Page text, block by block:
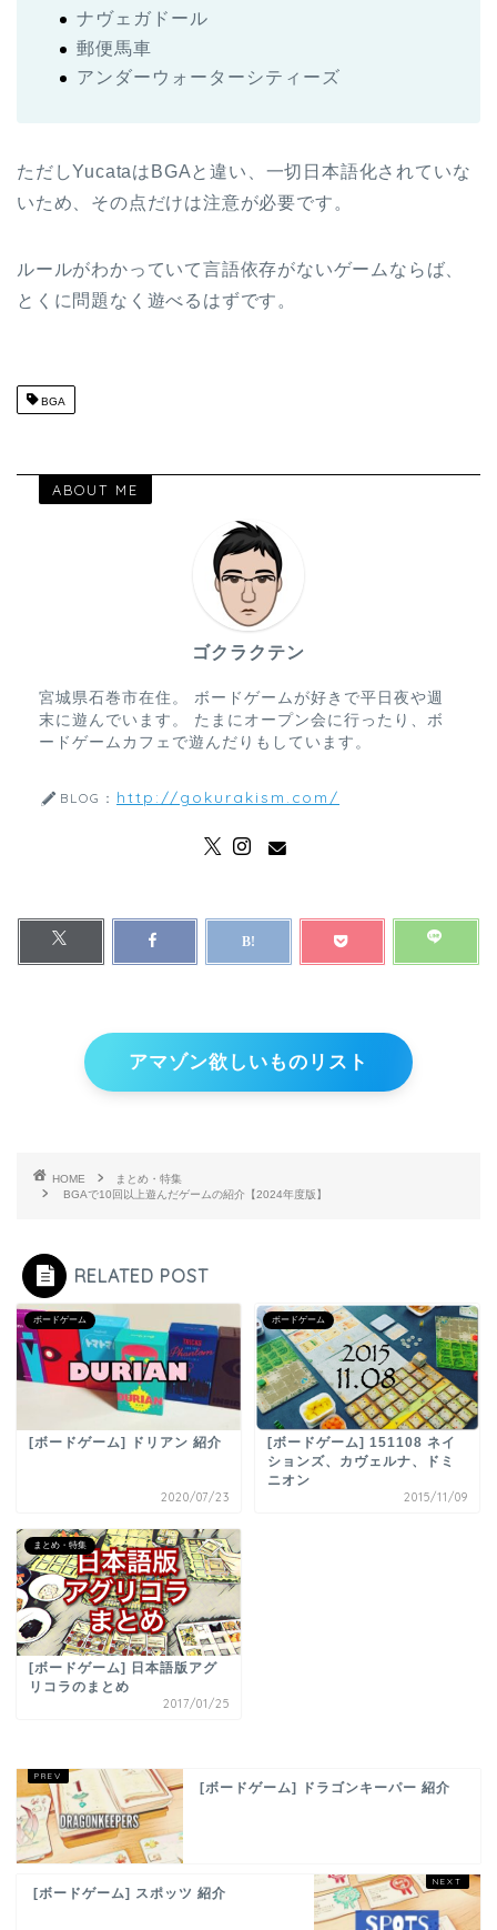
ナヴェガドール
郵便馬車
アンダーウォーターシティーズ
ただしYucataはBGAと違い、一切日本語化されていな
いため、その点だけは注意が必要です。
ルールがわかっていて言語依存がないゲームならば、
とくに問題なく遊べるはずです。
BGA
ABOUT ME
ゴクラクテン
宮城県石巻市在住。 ボードゲームが好きで平日夜や週
末に遊んでいます。 たまにオープン会に行ったり、ボ
ードゲームカフェで遊んだりもしています。
BLOG： http://gokurakism.com/
アマゾン欲しいものリスト
HOME
まとめ・特集
BGAで10回以上遊んだゲームの紹介【2024年度版】
RELATED POST
ボードゲーム
[ボードゲーム] ドリアン 紹介
2020/07/23
ボードゲーム
[ボードゲーム] 151108 ネイ
ションズ、カヴェルナ、ドミ
ニオン
2015/11/09
まとめ・特集
[ボードゲーム] 日本語版アグ
リコラのまとめ
2017/01/25
[ボードゲーム] ドラゴンキーパー 紹介
[ボードゲーム] スポッツ 紹介